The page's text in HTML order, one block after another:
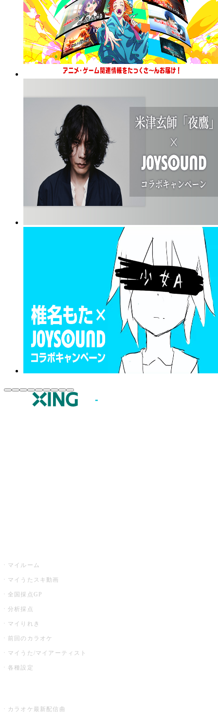
マイルーム
マイうたスキ動画
全国採点GP
分析採点
マイりれき
前回のカラオケ
マイうた/マイアーティスト
各種設定
カラオケ最新配信曲